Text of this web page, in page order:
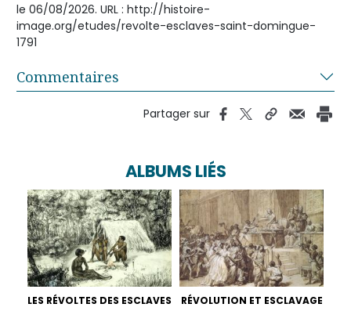
le 06/08/2026. URL : http://histoire-
image.org/etudes/revolte-esclaves-saint-domingue-
1791
Commentaires
Partager sur
ALBUMS LIÉS
LES RÉVOLTES DES ESCLAVES RÉVOLUTION ET ESCLAVAGE